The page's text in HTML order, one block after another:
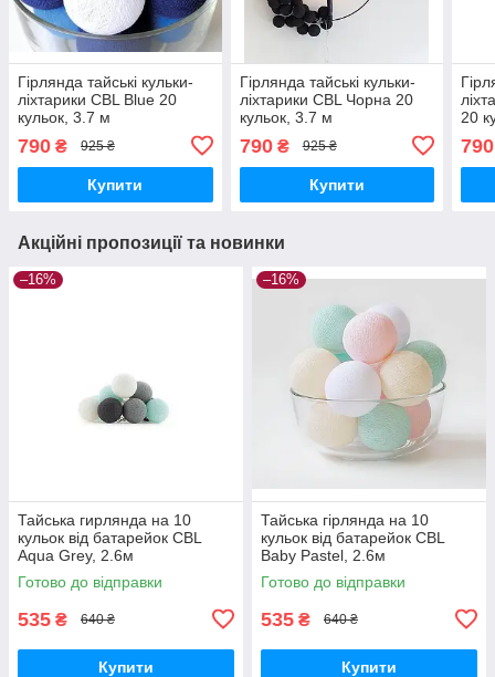
Гірлянда тайські кульки-
ліхтарики CBL Blue 20
кульок, 3.7 м
790 ₴ 925 ₴
Купити
Гірлянда тайські кульки-
ліхтарики CBL Чорна 20
кульок, 3.7 м
790₴ 925 ₴
Купити
20
790
Акційні пропозиції та новинки
–16%
Тайська гирлянда на 10
кульок від батарейок CBL
Aqua Grey, 2.6м
Готово до відправки
535 ₴ 640 ₴
Купити
–16%
Тайська гірлянда на 10
кульок від батарейок CBL
Baby Pastel, 2.6м
Готово до відправки
535 ₴ 640 ₴
Купити